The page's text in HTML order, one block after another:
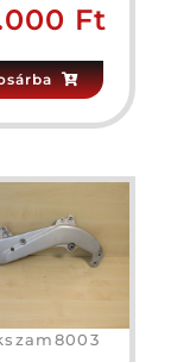
Ft